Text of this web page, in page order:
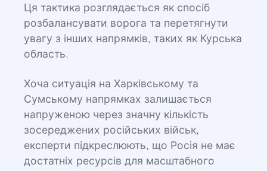
Ця тактика розглядається як спосіб
розбалансувати ворога та перетягнути
увагу з інших напрямків, таких як Курська
область.
Хоча ситуація на Харківському та
Сумському напрямках залишається
напруженою через значну кількість
зосереджених російських військ,
експерти підкреслюють, що Росія не має
достатніх ресурсів для масштабного